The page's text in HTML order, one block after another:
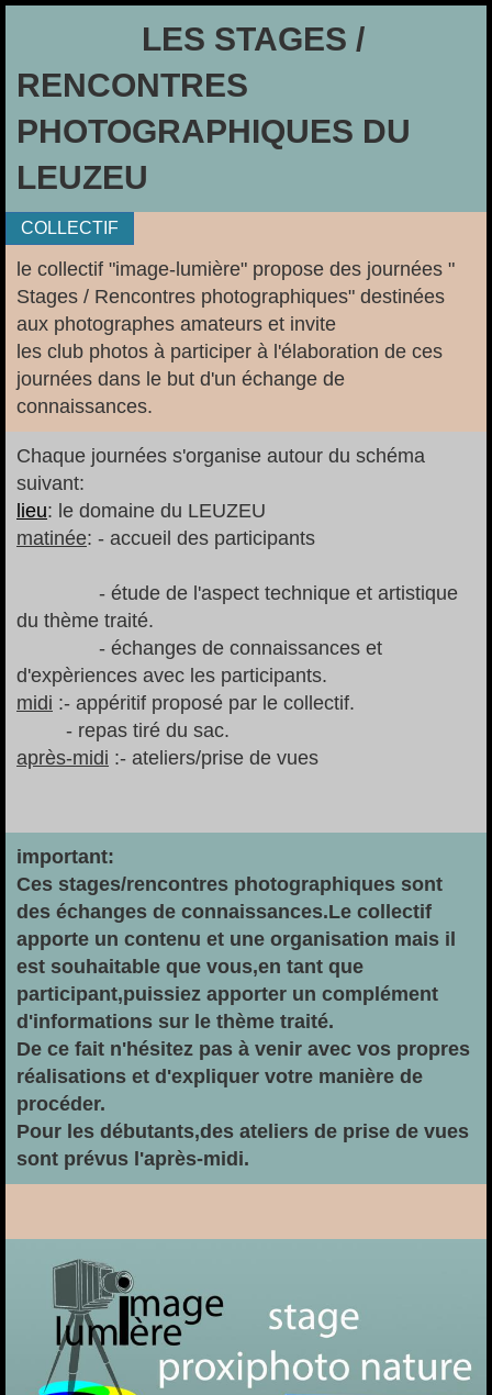
LES STAGES /
RENCONTRES
PHOTOGRAPHIQUES DU
LEUZEU
COLLECTIF
le collectif "image-lumière" propose des journées "
Stages / Rencontres photographiques" destinées
aux photographes amateurs et invite
les club photos à participer à l'élaboration de ces
journées dans le but d'un échange de
connaissances.
Chaque journées s'organise autour du schéma
suivant:
lieu: le domaine du LEUZEU
matinée: - accueil des participants
- étude de l'aspect technique et artistique
du thème traité.
- échanges de connaissances et
d'expèriences avec les participants.
midi :- appéritif proposé par le collectif.
- repas tiré du sac.
après-midi :- ateliers/prise de vues
important:
Ces stages/rencontres photographiques sont
des échanges de connaissances.Le collectif
apporte un contenu et une organisation mais il
est souhaitable que vous,en tant que
participant,puissiez apporter un complément
d'informations sur le thème traité.
De ce fait n'hésitez pas à venir avec vos propres
réalisations et d'expliquer votre manière de
procéder.
Pour les débutants,des ateliers de prise de vues
sont prévus l'après-midi.